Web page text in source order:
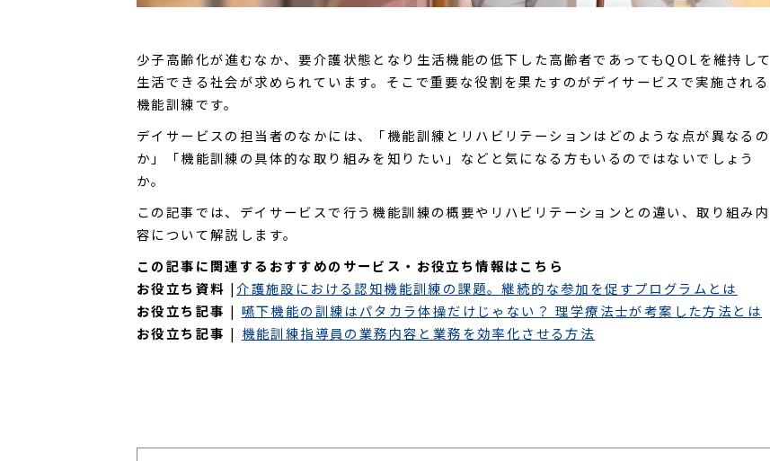
少子高齢化が進むなか、要介護状態となり生活機能の低下した高齢者であってもQOLを維持して
生活できる社会が求められています。そこで重要な役割を果たすのがデイサービスで実施される
機能訓練です。
デイサービスの担当者のなかには、「機能訓練とリハビリテーションはどのような点が異なるの
か」「機能訓練の具体的な取り組みを知りたい」などと気になる方もいるのではないでしょう
か。
この記事では、デイサービスで行う機能訓練の概要やリハビリテーションとの違い、取り組み内
容について解説します。
この記事に関連するおすすめのサービス・お役立ち情報はこちら
お役立ち資料 |介護施設における認知機能訓練の課題。継続的な参加を促すプログラムとは
​​​​​​​お役立ち記事 | 嚥下機能の訓練はパタカラ体操だけじゃない？ 理学療法士が考案した方法とは
お役立ち記事 | 機能訓練指導員の業務内容と業務を効率化させる方法